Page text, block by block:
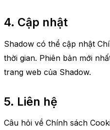
4. Cập nhật
Shadow có thể cập nhật
thời gian. Phiên bản mới
trang web của Shadow.
5. Liên hệ
Câu hỏi về Chính sách